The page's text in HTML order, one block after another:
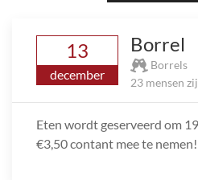
13
december
Borrel
Borrels
23 mensen
Eten wordt geserveerd om
€3,50 contant mee te nemen!